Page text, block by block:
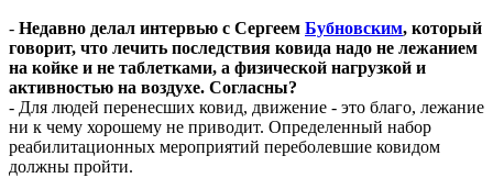
- Недавно делал интервью с Сергеем Бубновским, который
говорит, что лечить последствия ковида надо не лежанием
на койке и не таблетками, а физической нагрузкой и
активностью на воздухе. Согласны?
- Для людей перенесших ковид, движение - это благо, лежание
ни к чему хорошему не приводит. Определенный набор
реабилитационных мероприятий переболевшие ковидом
должны пройти.